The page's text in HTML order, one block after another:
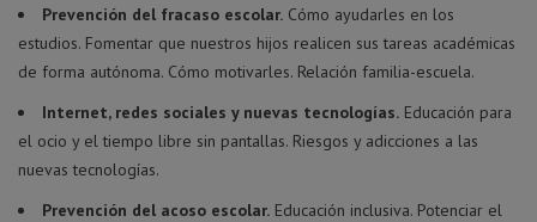
Prevención del fracaso escolar. Cómo ayudarles en los
estudios. Fomentar que nuestros hijos realicen sus tareas académicas
de forma autónoma. Cómo motivarles. Relación familia-escuela.
Internet, redes sociales y nuevas tecnologías. Educación para
el ocio y el tiempo libre sin pantallas. Riesgos y adicciones a las
nuevas tecnologías.
Prevención del acoso escolar. Educación inclusiva. Potenciar el